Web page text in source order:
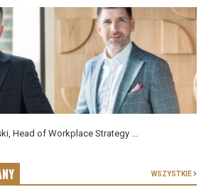
Head of Workplace Strategy ...
WSZYSTKIE